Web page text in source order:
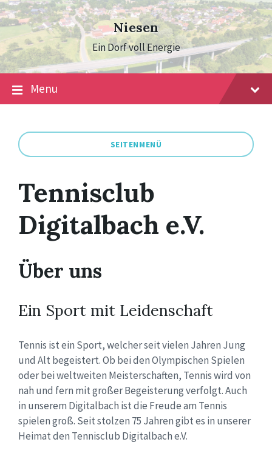
Skip
to
content
Skip
to
main
navigation
Skip
to
footer
Niesen
Ein Dorf voll Energie
Menu
SEITENMENÜ
Tennisclub
Digitalbach e.V.
Über uns
Ein Sport mit Leidenschaft
Tennis ist ein Sport, welcher seit vielen Jahren Jung
und Alt begeistert. Ob bei den Olympischen Spielen
oder bei weltweiten Meisterschaften, Tennis wird von
nah und fern mit großer Begeisterung verfolgt. Auch
in unserem Digitalbach ist die Freude am Tennis
spielen groß. Seit stolzen 75 Jahren gibt es in unserer
Heimat den Tennisclub Digitalbach e.V.